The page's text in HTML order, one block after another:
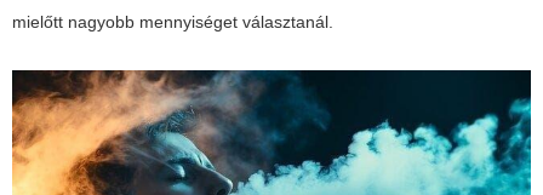
mielőtt nagyobb mennyiséget választanál.